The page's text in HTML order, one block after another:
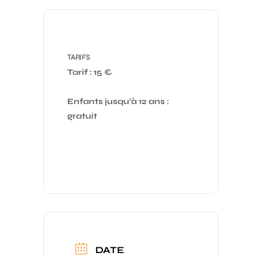
TARIFS
Tarif : 15 €
Enfants jusqu’à 12 ans :
gratuit
DATE